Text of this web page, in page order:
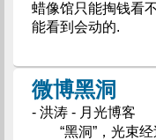
蜡像馆只能掏钱看
能看到会动的.
微博黑洞
- 洪涛 - 月光博客
“黑洞”，光束经